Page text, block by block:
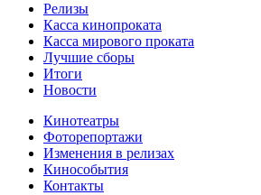
Релизы
Касса кинопроката
Касса мирового проката
Лучшие сборы
Итоги
Новости
Кинотеатры
Фоторепортажи
Изменения в релизах
Кинособытия
Контакты